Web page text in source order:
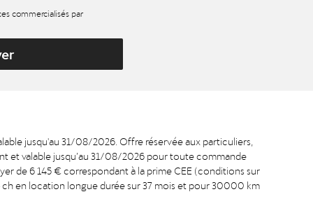
commercialisés par
jusqu'au 31/08/2026. Offre réservée aux particuliers,
et valable jusqu’au 31/08/2026 pour toute commande
de 6 145 € correspondant à la prime CEE (conditions sur
ch en location longue durée sur 37 mois et pour 30000 km